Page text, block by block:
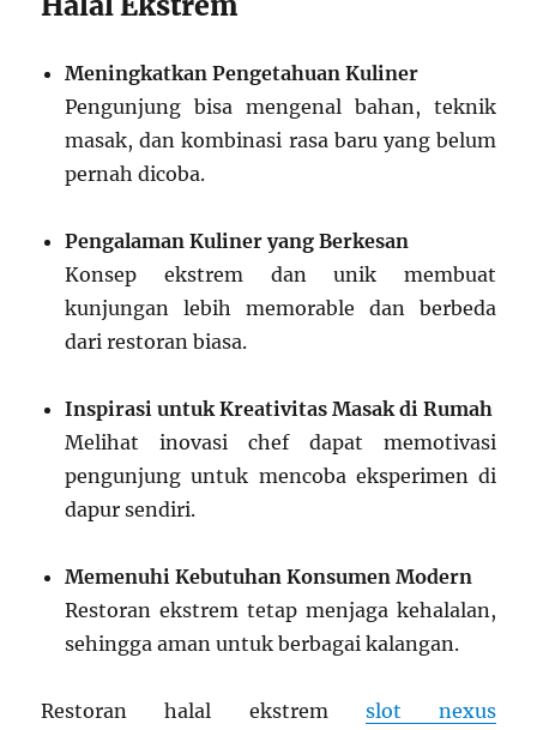
Meningkatkan Pengetahuan Kuliner
Pengunjung bisa mengenal bahan, teknik
masak, dan kombinasi rasa baru yang belum
pernah dicoba.
Pengalaman Kuliner yang Berkesan
Konsep ekstrem dan unik membuat
kunjungan lebih memorable dan berbeda
dari restoran biasa.
Inspirasi untuk Kreativitas Masak di Rumah
Melihat inovasi chef dapat memotivasi
pengunjung untuk mencoba eksperimen di
dapur sendiri.
Memenuhi Kebutuhan Konsumen Modern
Restoran ekstrem tetap menjaga kehalalan,
sehingga aman untuk berbagai kalangan.
Restoran halal ekstrem slot nexus